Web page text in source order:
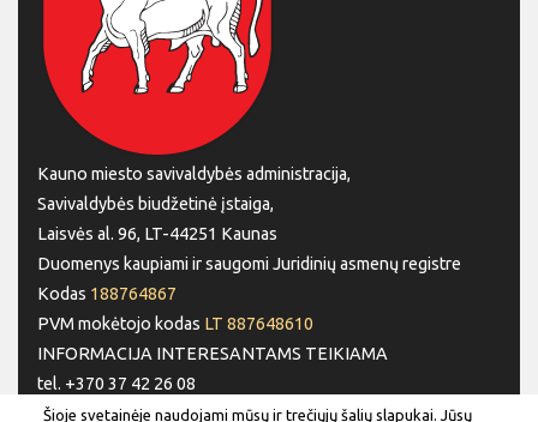
Kauno miesto savivaldybės administracija,
Savivaldybės biudžetinė įstaiga,
Laisvės al. 96, LT-44251 Kaunas
Duomenys kaupiami ir saugomi Juridinių asmenų registre
Kodas 188764867
PVM mokėtojo kodas LT 887648610
INFORMACIJA INTERESANTAMS TEIKIAMA
tel. +370 37 42 26 08
tel. +370 37 77 76 66
Šioje svetainėje naudojami mūsų ir trečiųjų šalių slapukai. Jūsų